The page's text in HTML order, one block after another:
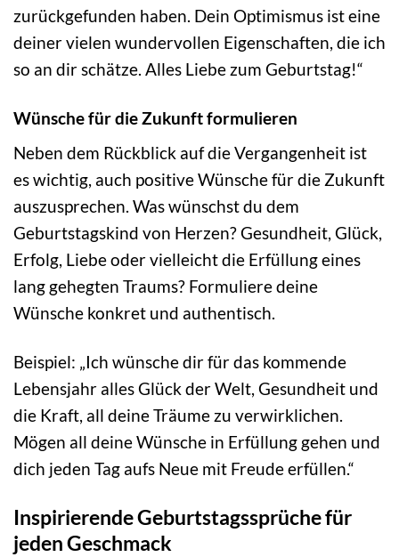
zurückgefunden haben. Dein Optimismus ist eine
deiner vielen wundervollen Eigenschaften, die ich
so an dir schätze. Alles Liebe zum Geburtstag!“
Wünsche für die Zukunft formulieren
Neben dem Rückblick auf die Vergangenheit ist
es wichtig, auch positive Wünsche für die Zukunft
auszusprechen. Was wünschst du dem
Geburtstagskind von Herzen? Gesundheit, Glück,
Erfolg, Liebe oder vielleicht die Erfüllung eines
lang gehegten Traums? Formuliere deine
Wünsche konkret und authentisch.
Beispiel: „Ich wünsche dir für das kommende
Lebensjahr alles Glück der Welt, Gesundheit und
die Kraft, all deine Träume zu verwirklichen.
Mögen all deine Wünsche in Erfüllung gehen und
dich jeden Tag aufs Neue mit Freude erfüllen.“
Inspirierende Geburtstagssprüche für
jeden Geschmack